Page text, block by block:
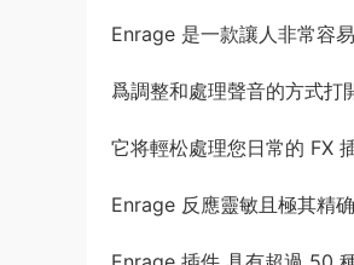
Enrage 是一款讓人非常容
爲調整和處理聲音的方式打
它将輕松處理您日常的 FX
Enrage 反應靈敏且極其精